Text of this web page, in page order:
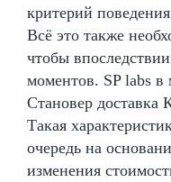
критерий
Всё это также
чтобы
моментов. SP labs в
Становер доставка
Такая
очередь на
изменения